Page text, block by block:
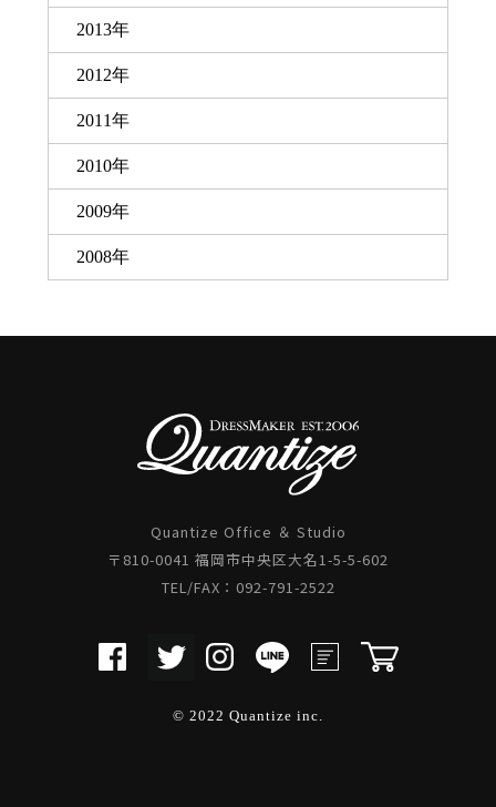
2013年
2012年
2011年
2010年
2009年
2008年
Quantize Office ＆ Studio
〒810-0041 福岡市中央区大名1-5-5-602
TEL/FAX：092-791-2522
© 2022 Quantize inc.